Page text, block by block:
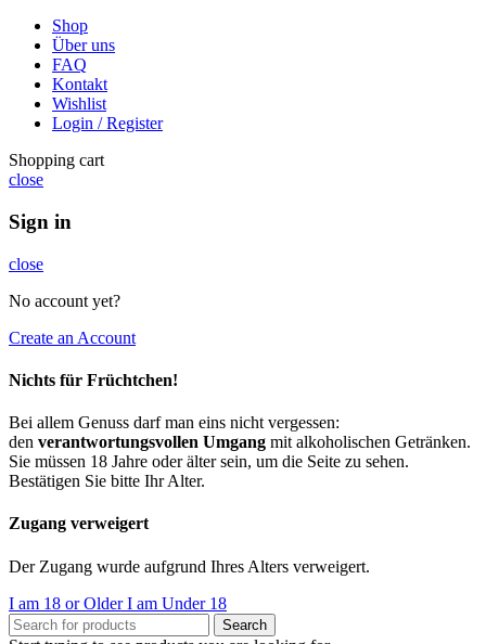
Shop
Über uns
FAQ
Kontakt
Wishlist
Login / Register
Shopping cart
close
Sign in
close
No account yet?
Create an Account
Nichts für Früchtchen!
Bei allem Genuss darf man eins nicht vergessen:
den verantwortungsvollen Umgang mit alkoholischen Getränken.
Sie müssen 18 Jahre oder älter sein, um die Seite zu sehen.
Bestätigen Sie bitte Ihr Alter.
Zugang verweigert
Der Zugang wurde aufgrund Ihres Alters verweigert.
I am 18 or OlderI am Under 18
Search